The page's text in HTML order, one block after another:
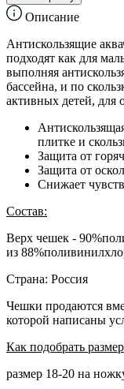
Описание
Антискользящие
подходят как для
выполняя
бассейна, и по
активных детей, для
плитке и
Защита от
Защита от
Снижает
Состав:
Верх чешек -
из
Страна: Россия
Чешки продаются
которой написаны
Как подобрать
размер 18-20 на